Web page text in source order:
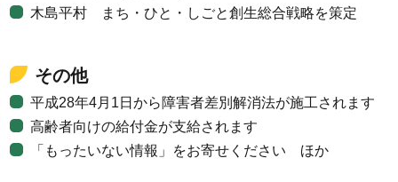
木島平村 まち・ひと・しごと創生総合戦略を策定
その他
平成28年4月1日から障害者差別解消法が施工されます
高齢者向けの給付金が支給されます
「もったいない情報」をお寄せください ほか